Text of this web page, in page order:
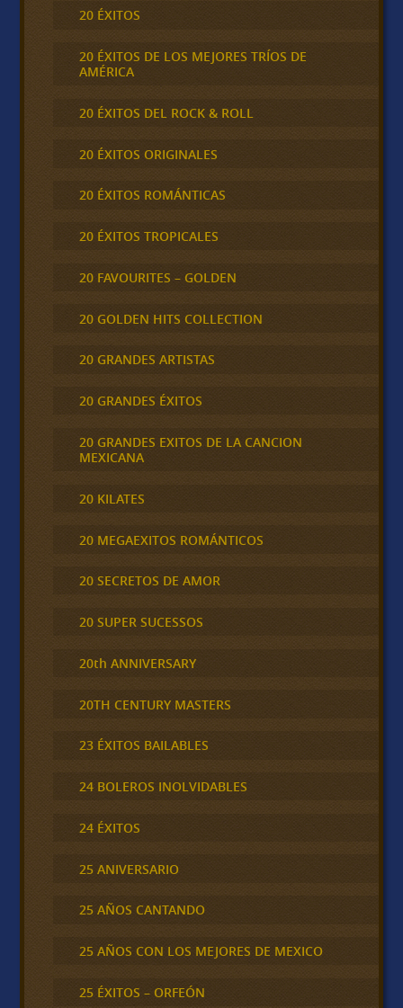
20 ÉXITOS
20 ÉXITOS DE LOS MEJORES TRÍOS DE
AMÉRICA
20 ÉXITOS DEL ROCK & ROLL
20 ÉXITOS ORIGINALES
20 ÉXITOS ROMÁNTICAS
20 ÉXITOS TROPICALES
20 FAVOURITES – GOLDEN
20 GOLDEN HITS COLLECTION
20 GRANDES ARTISTAS
20 GRANDES ÉXITOS
20 GRANDES EXITOS DE LA CANCION
MEXICANA
20 KILATES
20 MEGAEXITOS ROMÁNTICOS
20 SECRETOS DE AMOR
20 SUPER SUCESSOS
20th ANNIVERSARY
20TH CENTURY MASTERS
23 ÉXITOS BAILABLES
24 BOLEROS INOLVIDABLES
24 ÉXITOS
25 ANIVERSARIO
25 AÑOS CANTANDO
25 AÑOS CON LOS MEJORES DE MEXICO
25 ÉXITOS – ORFEÓN